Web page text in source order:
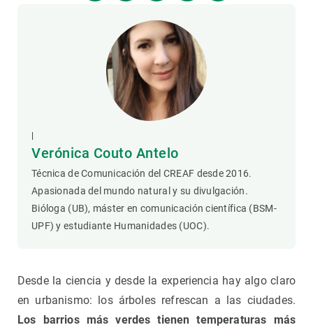
Verónica Couto Antelo
Técnica de Comunicación del CREAF desde 2016.
Apasionada del mundo natural y su divulgación.
Bióloga (UB), máster en comunicación científica (BSM-
UPF) y estudiante Humanidades (UOC).
Desde la ciencia y desde la experiencia hay algo claro
en urbanismo: los árboles refrescan a las ciudades.
Los barrios más verdes tienen temperaturas más